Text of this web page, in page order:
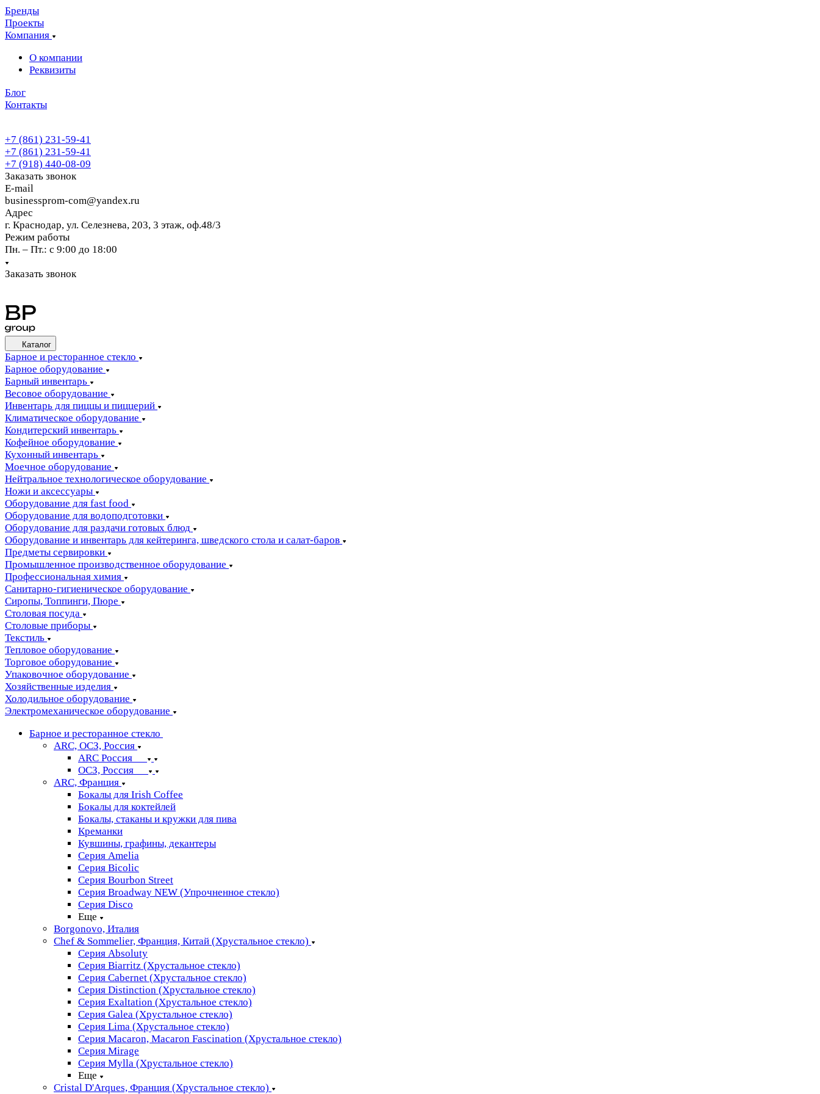
Бренды
Проекты
Компания
О компании
Реквизиты
Блог
Контакты
+7 (861) 231-59-41
+7 (861) 231-59-41
+7 (918) 440-08-09
Заказать звонок
E-mail
businessprom-com@yandex.ru
Адрес
г. Краснодар, ул. Селезнева, 203, 3 этаж, оф.48/3
Режим работы
Пн. – Пт.: с 9:00 до 18:00
Заказать звонок
Каталог
Барное и ресторанное стекло
Барное оборудование
Барный инвентарь
Весовое оборудование
Инвентарь для пиццы и пиццерий
Климатическое оборудование
Кондитерский инвентарь
Кофейное оборудование
Кухонный инвентарь
Моечное оборудование
Нейтральное технологическое оборудование
Ножи и аксессуары
Оборудование для fast food
Оборудование для водоподготовки
Оборудование для раздачи готовых блюд
Оборудование и инвентарь для кейтеринга, шведского стола и салат-баров
Предметы сервировки
Промышленное производственное оборудование
Профессиональная химия
Санитарно-гигиеническое оборудование
Сиропы, Топпинги, Пюре
Столовая посуда
Столовые приборы
Текстиль
Тепловое оборудование
Торговое оборудование
Упаковочное оборудование
Хозяйственные изделия
Холодильное оборудование
Электромеханическое оборудование
Барное и ресторанное стекло
ARC, ОСЗ, Россия
ARC Россия
ОСЗ, Россия
ARC, Франция
Бокалы для Irish Coffee
Бокалы для коктейлей
Бокалы, стаканы и кружки для пива
Креманки
Кувшины, графины, декантеры
Серия Amelia
Серия Bicolic
Серия Bourbon Street
Серия Broadway NEW (Упрочненное стекло)
Серия Disco
Еще
Borgonovo, Италия
Chef & Sommelier, Франция, Китай (Хрустальное стекло)
Серия Absoluty
Серия Biarritz (Хрустальное стекло)
Серия Cabernet (Хрустальное стекло)
Серия Distinction (Хрустальное стекло)
Серия Exaltation (Хрустальное стекло)
Серия Galea (Хрустальное стекло)
Серия Lima (Хрустальное стекло)
Серия Macaron, Macaron Fascination (Хрустальное стекло)
Серия Mirage
Серия Mylla (Хрустальное стекло)
Еще
Cristal D'Arques, Франция (Хрустальное стекло)